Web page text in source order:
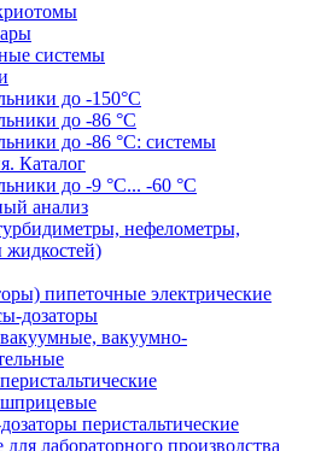
системы
до -150°С
до -86 °C
до -86 °C: системы
Каталог
до -9 °C... -60 °C
анализ
нефелометры,
жидкостей)
пипеточные электрические
дозаторы
вакуумно-
перистальтические
лабораторного производства